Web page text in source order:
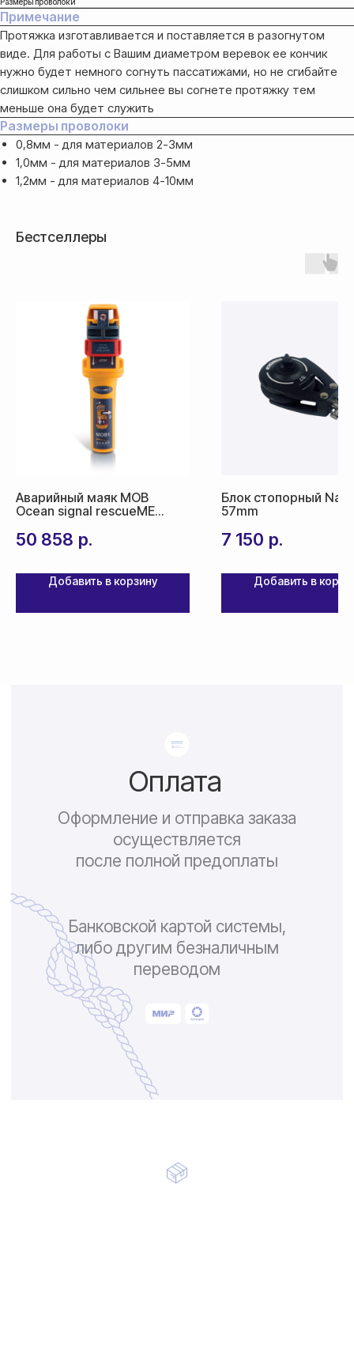
Примечание
Протяжка изготавливается и поставляется в разогнутом
виде. Для работы с Вашим диаметром веревок ее кончик
нужно будет немного согнуть пассатижами, но не сгибайте
слишком сильно чем сильнее вы согнете протяжку тем
меньше она будет служить
Размеры проволоки
0,8мм - для материалов 2-3мм
1,0мм - для материалов 3-5мм
1,2мм - для материалов 4-10мм
Бестселлеры
Аварийный маяк MOB
Ocean signal rescueME
50 858 р.
Добавить в корзину
Блок стопорный
57mm
7 150 р.
Добавить в
Банковской картой системы,
либо другим безналичным
переводом
Доставка товара осуществляется
почтовым сервисом СДЭК:
По России — 300₽,
срок доставки 2-3 дня
По СНГ — 1000₽,
срок доставки от 5 дней
после полной предоплаты